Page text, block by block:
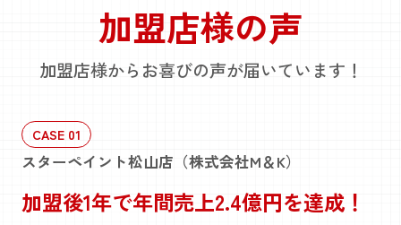
加盟店様の声
加盟店様からお喜びの声が届いています！
CASE 01
スターペイント松山店（株式会社M＆K）
加盟後1年で年間売上2.4億円を達成！